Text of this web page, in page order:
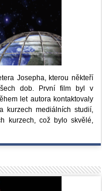
Josepha, kterou někteří
dob. První film byl v
let autora kontaktovaly
kurzech mediálních studií,
kurzech, což bylo skvělé,